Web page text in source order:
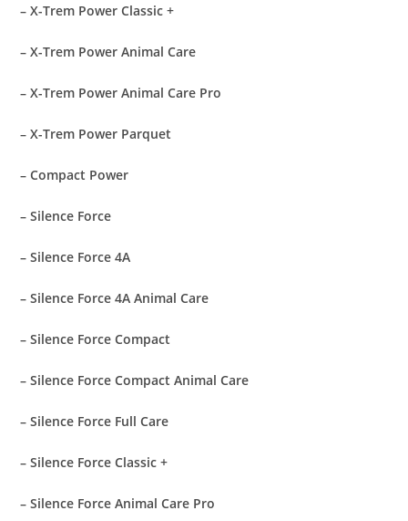
– X-Trem Power Classic +
– X-Trem Power Animal Care
– X-Trem Power Animal Care Pro
– X-Trem Power Parquet
– Compact Power
– Silence Force
– Silence Force 4A
– Silence Force 4A Animal Care
– Silence Force Compact
– Silence Force Compact Animal Care
– Silence Force Full Care
– Silence Force Classic +
– Silence Force Animal Care Pro